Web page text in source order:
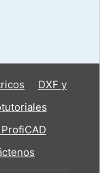
DXF y